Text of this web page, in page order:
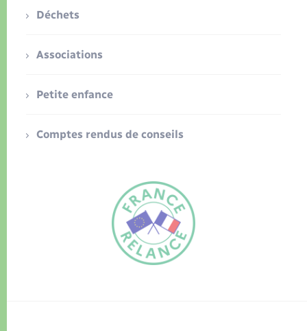
Déchets
Associations
Petite enfance
Comptes rendus de conseils